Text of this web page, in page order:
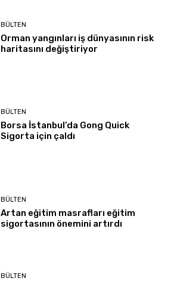
BÜLTEN
Orman yangınları iş dünyasının risk
haritasını değiştiriyor
BÜLTEN
Borsa İstanbul’da Gong Quick
Sigorta için çaldı
BÜLTEN
Artan eğitim masrafları eğitim
sigortasının önemini artırdı
BÜLTEN